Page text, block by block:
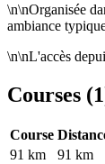
\n\nOrganisée
ambiance
\n\nL'accès
Courses (1
Course
91 km
91 km